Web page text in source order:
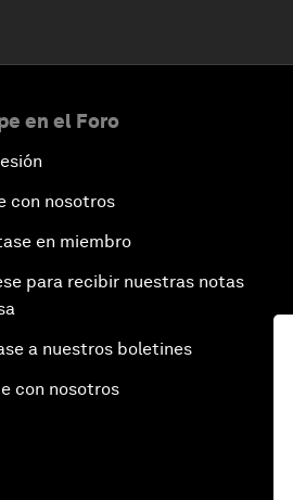
en el Foro
con nosotros
en miembro
para recibir nuestras notas
a nuestros boletines
con nosotros